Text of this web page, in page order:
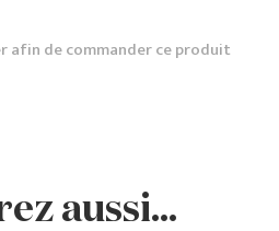
afin de commander ce produit
aussi...